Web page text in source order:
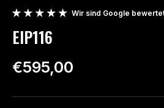
Wir sind Google
EIP116
€595,00